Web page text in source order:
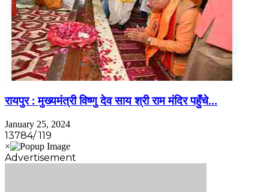
रायपुर : मुख्यमंत्री विष्णु देव साय श्री राम मंदिर पहुँचे…
January 25, 2024
13784/ 119
Advertisement